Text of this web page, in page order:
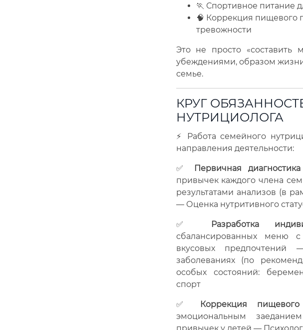
🏃 Спортивное питание
🧠 Коррекция пищевого
тревожности
Это не просто «составить
убеждениями, образом
семье.
КРУГ
НУТРИЦИОЛОГА
⚡ Работа семейного
направления деятельности:
✅ Первичная
привычек каждого члена
результатами анализов (в
— Оценка нутритивного
✅ Разработка
сбалансированных меню
вкусовых предпочтений
заболеваниях (по
особых состояний:
спорт
✅ Коррекция
эмоциональным